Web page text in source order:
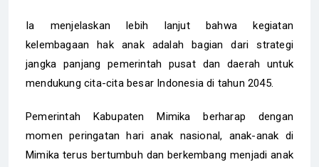
Ia menjelaskan lebih lanjut bahwa kegiatan
kelembagaan hak anak adalah bagian dari strategi
jangka panjang pemerintah pusat dan daerah untuk
mendukung cita-cita besar Indonesia di tahun 2045.
Pemerintah Kabupaten Mimika berharap dengan
momen peringatan hari anak nasional, anak-anak di
Mimika terus bertumbuh dan berkembang menjadi anak